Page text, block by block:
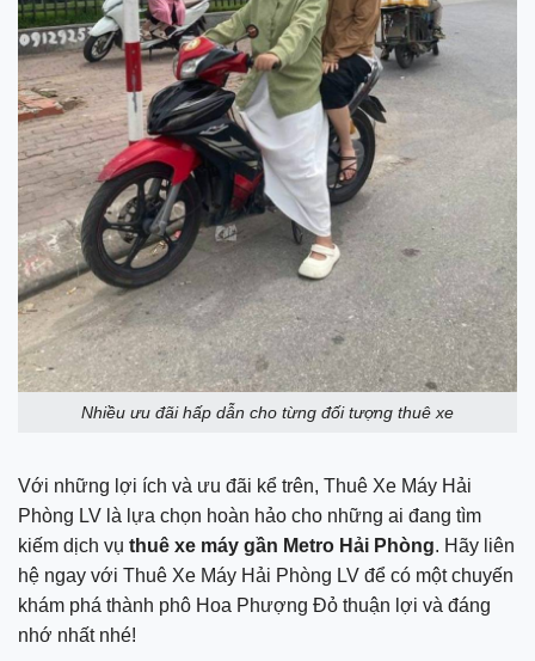
Nhiều ưu đãi hấp dẫn cho từng đối tượng thuê xe
Với những lợi ích và ưu đãi kể trên, Thuê Xe Máy Hải
Phòng LV là lựa chọn hoàn hảo cho những ai đang tìm
kiếm dịch vụ thuê xe máy gần Metro Hải Phòng. Hãy liên
hệ ngay với Thuê Xe Máy Hải Phòng LV để có một chuyến
khám phá thành phô Hoa Phượng Đỏ thuận lợi và đáng
nhớ nhất nhé!